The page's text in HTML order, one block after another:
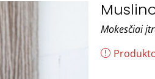
Mokesčiai